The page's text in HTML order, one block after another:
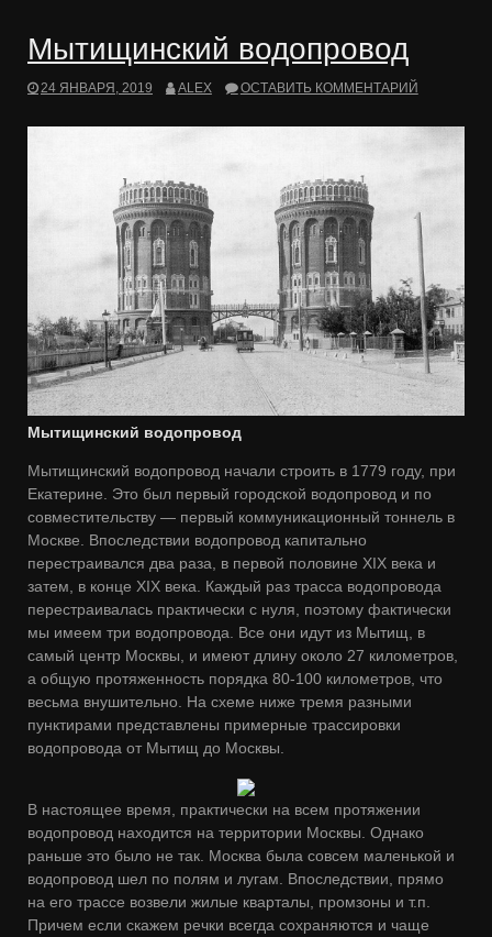
Мытищинский водопровод
24 ЯНВАРЯ, 2019 ALEX ОСТАВИТЬ КОММЕНТАРИЙ
Мытищинский водопровод
Мытищинский водопровод начали строить в 1779 году, при
Екатерине. Это был первый городской водопровод и по
совместительству — первый коммуникационный тоннель в
Москве. Впоследствии водопровод капитально
перестраивался два раза, в первой половине XIX века и
затем, в конце XIX века. Каждый раз трасса водопровода
перестраивалась практически с нуля, поэтому фактически
мы имеем три водопровода. Все они идут из Мытищ, в
самый центр Москвы, и имеют длину около 27 километров,
а общую протяженность порядка 80-100 километров, что
весьма внушительно. На схеме ниже тремя разными
пунктирами представлены примерные трассировки
водопровода от Мытищ до Москвы.
В настоящее время, практически на всем протяжении
водопровод находится на территории Москвы. Однако
раньше это было не так. Москва была совсем маленькой и
водопровод шел по полям и лугам. Впоследствии, прямо
на его трассе возвели жилые кварталы, промзоны и т.п.
Причем если скажем речки всегда сохраняются и чаще